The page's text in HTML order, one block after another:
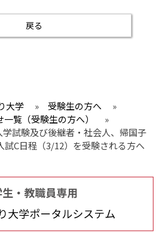
戻る
大学 » 受験生の方へ
»
一覧（受験生の方へ）
»
学試験及び後継者・社会人、帰国子
試C日程（3/12）を受験される方へ